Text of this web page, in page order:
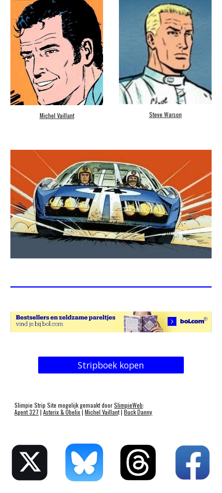
Michel Vaillant Steve Warson
Stripboek kopen
Slimpie Strip Site mogelijk gemaakt doorSlimpieWeb:
Agent 327 |Asterix & Obelix|Michel Vaillant |Buck Danny